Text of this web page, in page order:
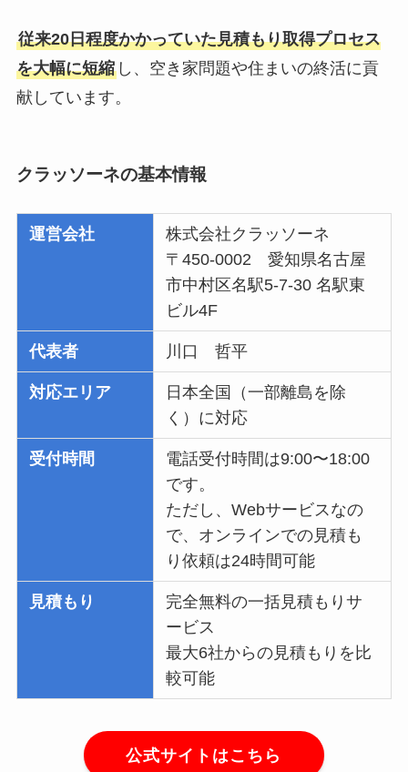
従来20日程度かかっていた見積もり取得プロセス
を大幅に短縮し、空き家問題や住まいの終活に貢
献しています。
クラッソーネの基本情報
運営会社
株式会社クラッソーネ
〒450-0002 愛知県名古屋
市中村区名駅5-7-30 名駅東
ビル4F
代表者 川口 哲平
対応エリア
日本全国（一部離島を除
く）に対応
受付時間
電話受付時間は9:00〜18:00
です。
ただし、Webサービスなの
で、オンラインでの見積も
り依頼は24時間可能
見積もり
完全無料の一括見積もりサ
ービス
最大6社からの見積もりを比
較可能
公式サイトはこちら